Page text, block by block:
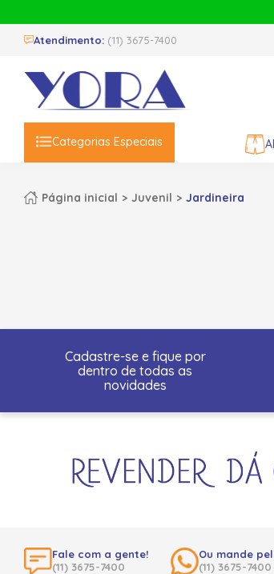
Atendimento: (11) 3675-7400
Categorias Especiais
Página inicial Juvenil Jardineira
Cadastre-se e fique por
dentro de todas as
novidades
Fale com a gente!
(11) 3675-7400
Ou mande
(11) 3675-7400